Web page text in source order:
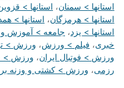
استانها > سمنان، استانها >
استانها > هرمزگان، استانها >
استانها > یزد، جامعه > آموزش
خبری، فیلم > ورزش، ورزش >
ورزش > فوتبال ایران، ورزش >
رزمی، ورزش > کشتی و وزنه